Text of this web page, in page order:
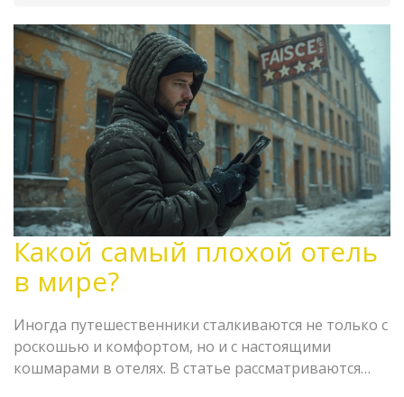
Какой самый плохой отель
в мире?
Иногда путешественники сталкиваются не только с
роскошью и комфортом, но и с настоящими
кошмарами в отелях. В статье рассматриваются